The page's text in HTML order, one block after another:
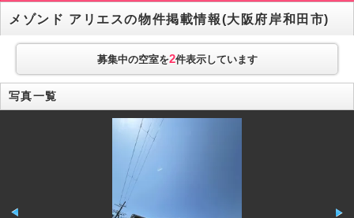
メゾンド アリエスの物件掲載情報(大阪府岸和田市)
募集中の空室を2件表示しています
写真一覧